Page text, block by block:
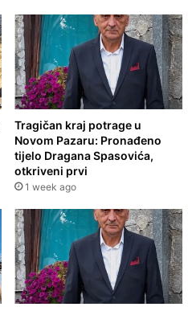
Tragičan kraj potrage u
Novom Pazaru: Pronađeno
tijelo Dragana Spasovića,
otkriveni prvi
1 week ago